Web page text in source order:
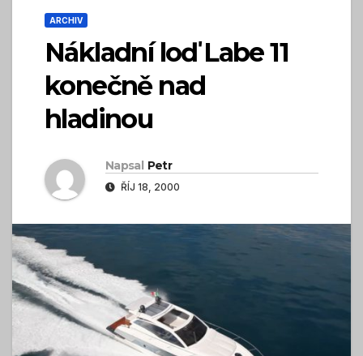
ARCHIV
Nákladní loď Labe 11
konečně nad
hladinou
Napsal Petr
ŘÍJ 18, 2000